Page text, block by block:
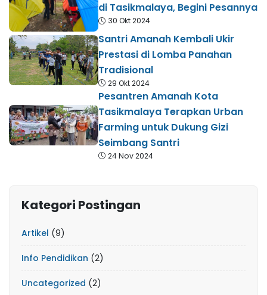
di Tasikmalaya, Begini Pesannya
30 Okt 2024
Santri Amanah Kembali Ukir
Prestasi di Lomba Panahan
Tradisional
29 Okt 2024
Pesantren Amanah Kota
Tasikmalaya Terapkan Urban
Farming untuk Dukung Gizi
Seimbang Santri
24 Nov 2024
Kategori Postingan
Artikel (9)
Info Pendidikan (2)
Uncategorized (2)